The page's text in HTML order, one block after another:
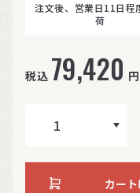
注文後、営業日11日程
荷
税込 79,420 円
カー